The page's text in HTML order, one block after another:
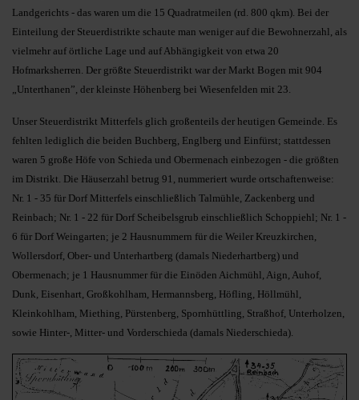
Landgerichts - das waren um die 15 Quadratmeilen (rd. 800 qkm). Bei der
Einteilung der Steuerdistrikte schaute man weniger auf die Bewohnerzahl, als
vielmehr auf örtliche Lage und auf Abhängigkeit von etwa 20
Hofmarksherren. Der größte Steuerdistrikt war der Markt Bogen mit 904
„Unterthanen”, der kleinste Höhenberg bei Wiesenfelden mit 23.
Unser Steuerdistrikt Mitterfels glich großenteils der heutigen Gemeinde. Es
fehlten lediglich die beiden Buchberg, Englberg und Einfürst; stattdessen
waren 5 große Höfe von Schieda und Obermenach einbezogen - die größten
im Distrikt. Die Häuserzahl betrug 91, nummeriert wurde ortschaftenweise:
Nr. 1 - 35 für Dorf Mitterfels einschließlich Talmühle, Zackenberg und
Reinbach; Nr. 1 - 22 für Dorf Scheibelsgrub einschließlich Schoppiehl; Nr. 1 -
6 für Dorf Weingarten; je 2 Hausnummern für die Weiler Kreuzkirchen,
Wollersdorf, Ober- und Unterhartberg (damals Niederhartberg) und
Obermenach; je 1 Hausnummer für die Einöden Aichmühl, Aign, Auhof,
Dunk, Eisenhart, Großkohlham, Hermannsberg, Höfling, Höllmühl,
Kleinkohlham, Miething, Pürstenberg, Spornhüttling, Straßhof, Unterholzen,
sowie Hinter-, Mitter- und Vorderschieda (damals Niederschieda).